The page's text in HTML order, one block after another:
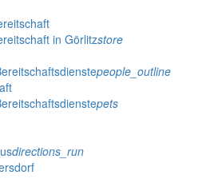
in Görlitzstore
people_outline
pets
directions_run